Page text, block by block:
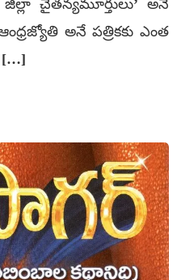
చైతన్యమూర్తులు’ అనే
అనే పత్రికకు ఎంత
[…]